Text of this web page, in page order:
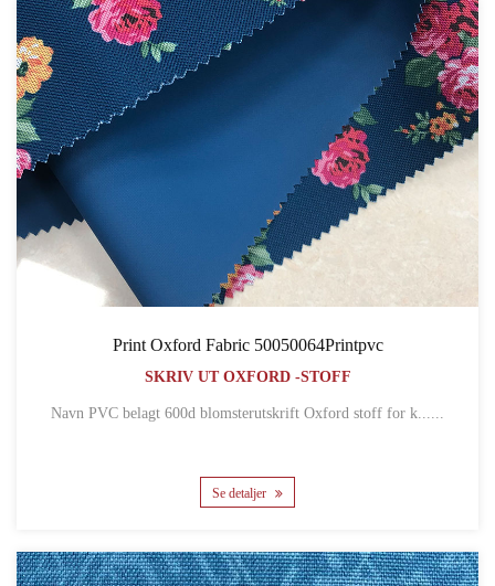
Print Oxford Fabric 50050064Printpvc
SKRIV UT OXFORD -STOFF
Navn PVC belagt 600d blomsterutskrift Oxford stoff for k......
Se detaljer